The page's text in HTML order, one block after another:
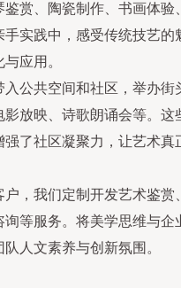
赏、陶瓷制作、书画体验
实践中，感受传统技艺的
应用。
入公共空间和社区，举办街
放映、诗歌朗诵会等。这
了社区凝聚力，让艺术真
户，我们定制开发艺术鉴赏
等服务。将美学思维与企
人文素养与创新氛围。